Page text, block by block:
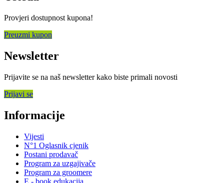
Provjeri dostupnost kupona!
Preuzmi kupon
Newsletter
Prijavite se na naš newsletter kako biste primali novosti
Prijavi se
Informacije
Vijesti
N°1 Oglasnik cjenik
Postani prodavač
Program za uzgajivače
Program za groomere
E - book edukacija